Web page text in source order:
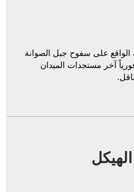
على سفوح جبل الصوانة
فورياً آخر مستجدات الميدان